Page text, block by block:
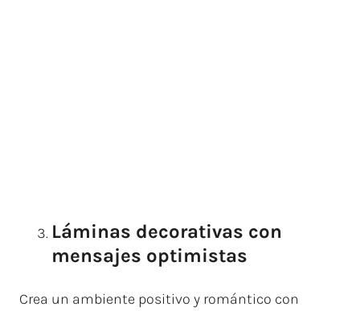
Láminas decorativas con
mensajes optimistas
Crea un ambiente positivo y romántico con